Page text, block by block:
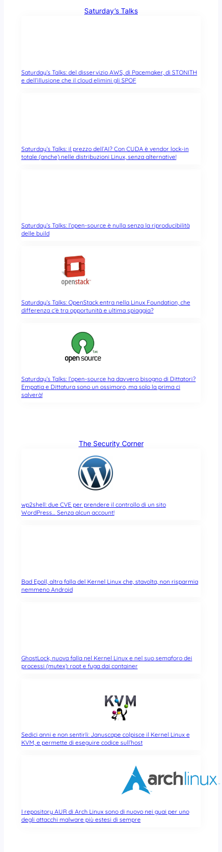
Saturday’s Talks
Saturday’s Talks: del disservizio AWS, di Pacemaker, di STONITH
e dell’illusione che il cloud elimini gli SPOF
Saturday’s Talks: il prezzo dell’AI? Con CUDA è vendor lock-in
totale (anche) nelle distribuzioni Linux, senza alternative!
Saturday’s Talks: l’open-source è nulla senza la riproducibilità
delle build
Saturday’s Talks: OpenStack entra nella Linux Foundation, che
differenza c’è tra opportunità e ultima spiaggia?
Saturday’s Talks: l’open-source ha davvero bisogno di Dittatori?
Empatia e Dittatura sono un ossimoro, ma solo la prima ci
salverà!
The Security Corner
wp2shell: due CVE per prendere il controllo di un sito
WordPress… Senza alcun account!
Bad Epoll, altra falla del Kernel Linux che, stavolta, non risparmia
nemmeno Android
GhostLock, nuova falla nel Kernel Linux e nel suo semaforo dei
processi (mutex): root e fuga dai container
Sedici anni e non sentirli: Januscape colpisce il Kernel Linux e
KVM, e permette di eseguire codice sull’host
I repository AUR di Arch Linux sono di nuovo nei guai per uno
degli attacchi malware più estesi di sempre